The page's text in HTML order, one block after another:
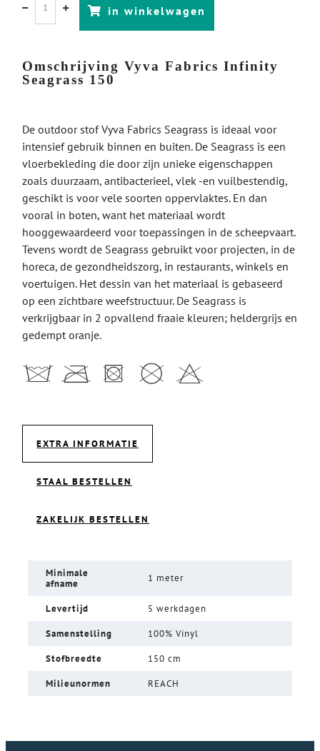
in winkelwagen
Omschrijving Vyva Fabrics Infinity
Seagrass 150
De outdoor stof Vyva Fabrics Seagrass is ideaal voor
intensief gebruik binnen en buiten. De Seagrass is een
vloerbekleding die door zijn unieke eigenschappen
zoals duurzaam, antibacterieel, vlek -en vuilbestendig,
geschikt is voor vele soorten oppervlaktes. En dan
vooral in boten, want het materiaal wordt
hooggewaardeerd voor toepassingen in de scheepvaart.
Tevens wordt de Seagrass gebruikt voor projecten, in de
horeca, de gezondheidszorg, in restaurants, winkels en
voertuigen. Het dessin van het materiaal is gebaseerd
op een zichtbare weefstructuur. De Seagrass is
verkrijgbaar in 2 opvallend fraaie kleuren; heldergrijs en
gedempt oranje.
EXTRA INFORMATIE
STAAL BESTELLEN
ZAKELIJK BESTELLEN
Minimale
afname
1 meter
Levertijd 5 werkdagen
Samenstelling 100% Vinyl
Stofbreedte 150 cm
Milieunormen REACH